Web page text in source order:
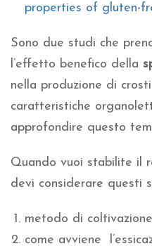
properties of gluten-
Sono due studi che
l’effetto benefico della
nella produzione di
caratteristiche
approfondire questo
Quando vuoi stabilite il
devi considerare questi
metodo di
come avviene